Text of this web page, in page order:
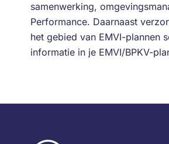
samenwerking,
Performance. Daarnaast
het gebied van EMVI-plannen
informatie in je EMVI/BPKV-